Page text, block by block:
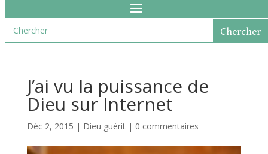
J’ai vu la puissance de
Dieu sur Internet
Déc 2, 2015 | Dieu guérit| 0 commentaires